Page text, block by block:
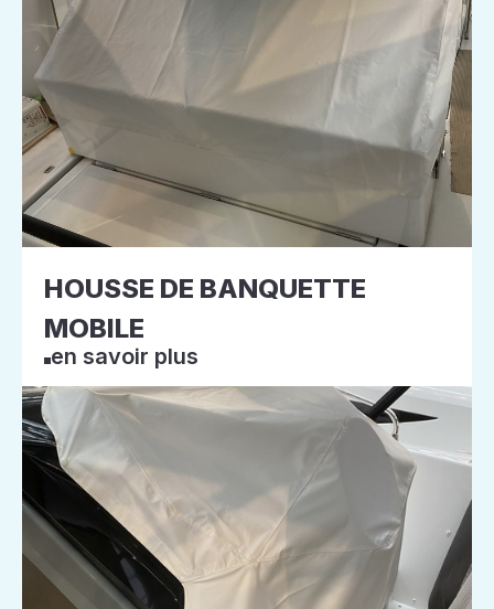
HOUSSE DE BANQUETTE
MOBILE
en savoir plus